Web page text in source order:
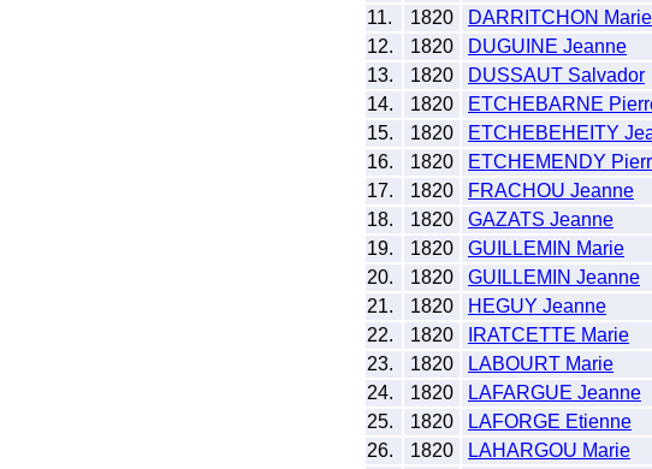
11.
1820
DARRITCHON Marie
12.
1820
DUGUINE Jeanne
13.
1820
DUSSAUT Salvador
14.
1820
ETCHEBARNE
15.
1820
ETCHEBEHEITY
16.
1820
ETCHEMENDY
17.
1820
FRACHOU Jeanne
18.
1820
GAZATS Jeanne
19.
1820
GUILLEMIN Marie
20.
1820
GUILLEMIN Jeanne
21.
1820
HEGUY Jeanne
22.
1820
IRATCETTE Marie
23.
1820
LABOURT Marie
24.
1820
LAFARGUE Jeanne
25.
1820
LAFORGE Etienne
26.
1820 LAHARGOU Marie